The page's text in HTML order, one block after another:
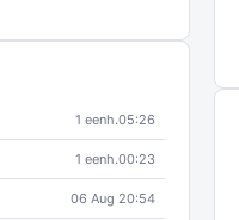
1 eenh.05:26
1 eenh.00:23
06 Aug 20:54